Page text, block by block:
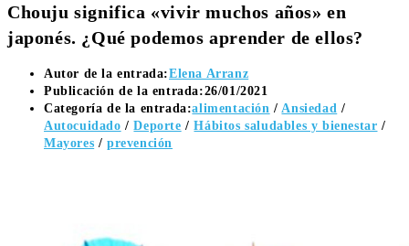
Chouju significa «vivir muchos años» en
japonés. ¿Qué podemos aprender de ellos?
Autor de la entrada:Elena Arranz
Publicación de la entrada:26/01/2021
Categoría de la entrada:alimentación / Ansiedad /
Autocuidado / Deporte / Hábitos saludables y bienestar /
Mayores / prevención